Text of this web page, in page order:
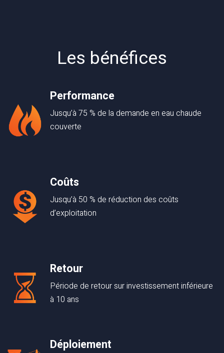
Les bénéfices
Performance
Jusqu’à 75 % de la demande en eau chaude
couverte
Coûts
Jusqu’à 50 % de réduction des coûts
d’exploitation
Retour
Période de retour sur investissement inférieure
à 10 ans
Déploiement